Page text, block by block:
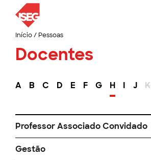
Início/ Pessoas
Docentes
A B C D E F G H I J K
Professor Associado Convidado
Gestão